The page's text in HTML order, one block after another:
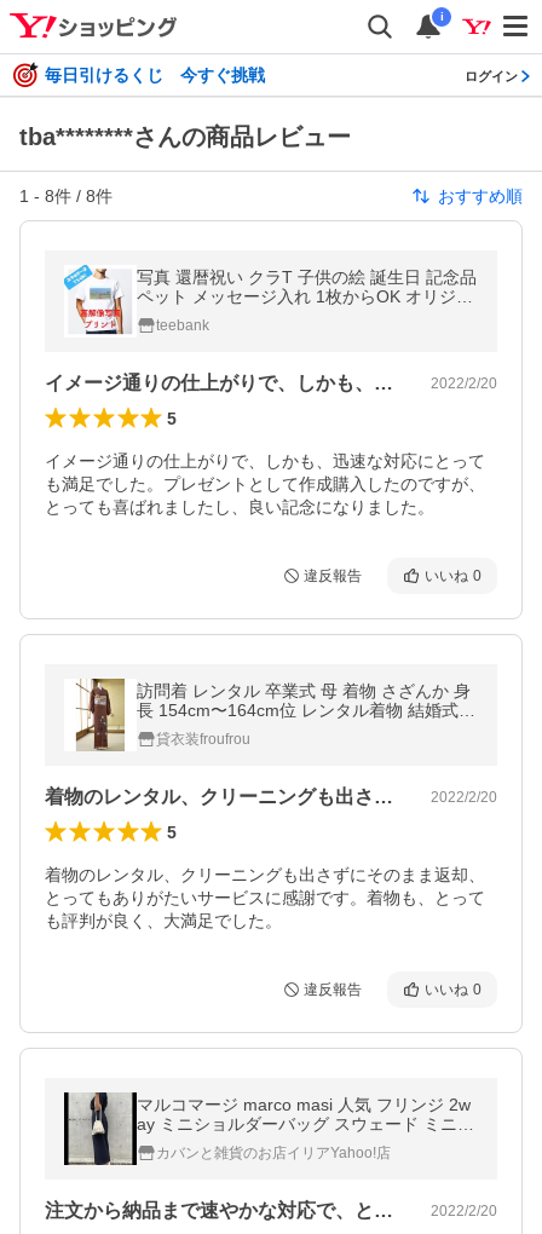
i
毎日引けるくじ 今すぐ挑戦 ログイン
tba********さんの商品レビュー
1 - 8件 / 8件 おすすめ順
写真 還暦祝い クラT 子供の絵 誕生日 記念品
ペット メッセージ入れ 1枚からOK オリジナ
ル プリント Tシャツ
teebank
イメージ通りの仕上がりで、しかも、迅速… 2022/2/20
5
イメージ通りの仕上がりで、しかも、迅速な対応にとって
も満足でした。プレゼントとして作成購入したのですが、
とっても喜ばれましたし、良い記念になりました。
違反報告 いいね 0
訪問着 レンタル 卒業式 母 着物 さざんか 身
長 154cm〜164cm位 レンタル着物 結婚式
お茶会 お呼ばれ ミセス 和服セット 七五三
卒業式 母親 着物セット
貸衣装froufrou
着物のレンタル、クリーニングも出さずに… 2022/2/20
5
着物のレンタル、クリーニングも出さずにそのまま返却、
とってもありがたいサービスに感謝です。着物も、とって
も評判が良く、大満足でした。
違反報告 いいね 0
マルコマージ marco masi 人気 フリンジ 2w
ay ミニショルダーバッグ スウェード ミニサ
イズ ベージュ MM3102 大人かわいい リッチ
カジュアル ３色
カバンと雑貨のお店イリアYahoo!店
注文から納品まで速やかな対応で、とって… 2022/2/20